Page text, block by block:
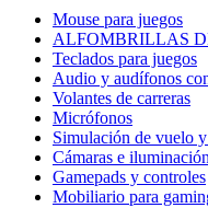
Mouse para juegos
ALFOMBRILLAS
Teclados para juegos
Audio y audífonos
Volantes de carreras
Micrófonos
Simulación de vuelo
Cámaras e iluminación
Gamepads y controles
Mobiliario para